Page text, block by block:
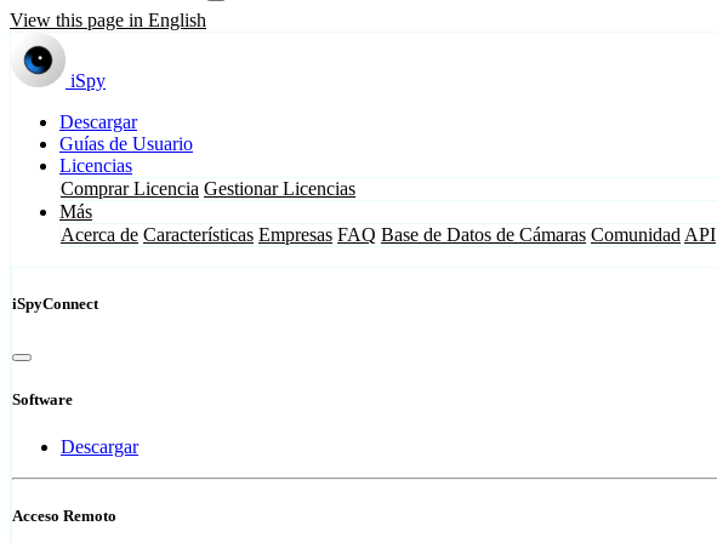
View this page in English
iSpy
Descargar
Guías de Usuario
Licencias
Comprar Licencia Gestionar Licencias
Más
Acerca de Características Empresas FAQ Base de Datos de Cámaras Comunidad API
iSpyConnect
Software
Descargar
Acceso Remoto